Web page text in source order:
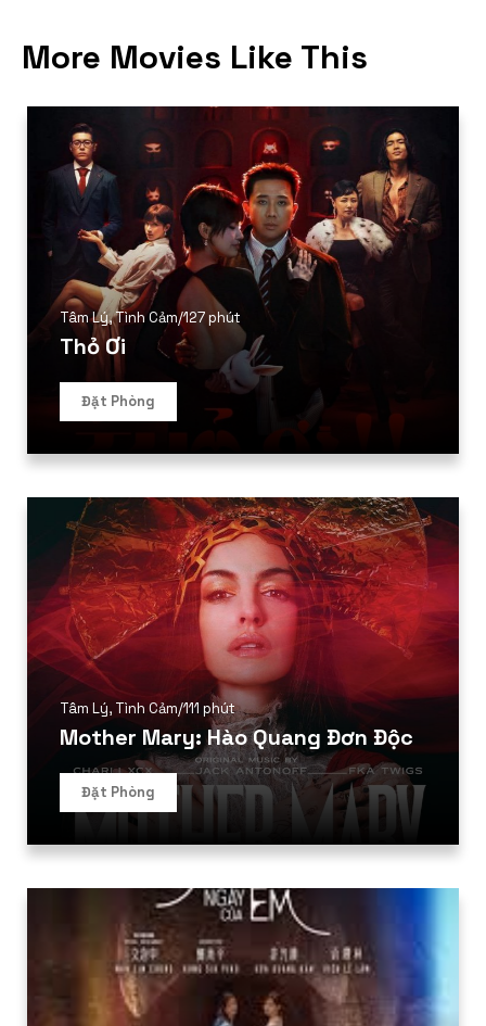
More Movies Like This
Tâm Lý,Tình Cảm/127 phút
Thỏ Ơi
Đặt Phòng
Tâm Lý, Tình Cảm/111 phút
Mother Mary: Hào Quang Đơn Độc
Đặt Phòng